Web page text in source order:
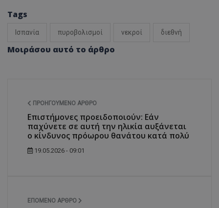
Tags
Ισπανία πυροβολισμοί νεκροί διεθνή
Μοιράσου αυτό το άρθρο
ΠΡΟΗΓΟΎΜΕΝΟ ΆΡΘΡΟ
Επιστήμονες προειδοποιούν: Εάν
παχύνετε σε αυτή την ηλικία αυξάνεται
ο κίνδυνος πρόωρου θανάτου κατά πολύ
19.05.2026 - 09:01
ΕΠΌΜΕΝΟ ΆΡΘΡΟ